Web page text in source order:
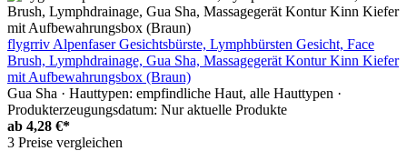
flygrriv Alpenfaser Gesichtsbürste, Lymphbürsten Gesicht, Face
Brush, Lymphdrainage, Gua Sha, Massagegerät Kontur Kinn Kiefer
mit Aufbewahrungsbox (Braun)
Gua Sha · Hauttypen: empfindliche Haut, alle Hauttypen ·
Produkterzeugungsdatum: Nur aktuelle Produkte
ab 4,28 €*
3 Preise vergleichen